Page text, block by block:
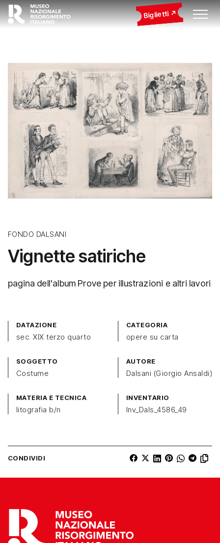
Biglietti
FONDO DALSANI
Vignette satiriche
pagina dell'album Prove per illustrazioni e altri lavori
DATAZIONE
sec. XIX terzo quarto
CATEGORIA
opere su carta
SOGGETTO
Costume
AUTORE
Dalsani (Giorgio Ansaldi)
MATERIA E TECNICA
litografia b/n
INVENTARIO
Inv_Dals_4586_49
CONDIVIDI